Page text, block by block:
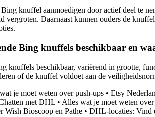
knuffel aanmoedigen door actief deel te
vergroten. Daarnaast kunnen ouders de
Bing knuffels beschikbaar en
knuffels beschikbaar, variërend in grootte,
of de knuffel voldoet aan de
je moet weten over push-ups • Etsy
met DHL • Alles wat je moet weten
Wish Bioscoop en Pathe • DHL-locaties: Vind